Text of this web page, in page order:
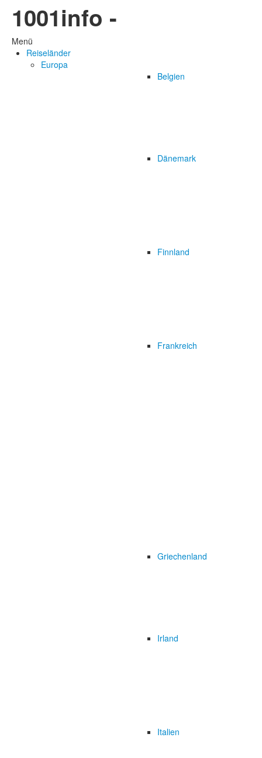
1001info -
Menü
Reiseländer
Europa
Belgien
Dänemark
Finnland
Frankreich
Griechenland
Irland
Italien